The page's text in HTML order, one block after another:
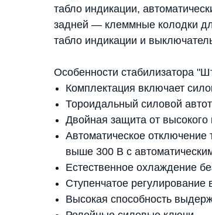
табло индикации,
задней — клеммные колодки
табло индикации и
Особенности стабилизатора
Комплектация включает
Тороидальный силовой
Двойная защита от
Автоматическое
выше 300 В с
Естественное охлаждение
Ступенчатое
Высокая способность